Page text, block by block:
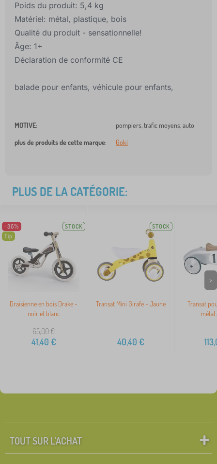
Poids du produit: 5,4 kg
Matériel: métal, plastique, bois
Qualité du produit - sensationnelle!
Âge: 1+
Déclaration de conformité CE
balade pour enfants, véhicule pour enfants,
MOTIVE: pompiers, trafic moyens, auto
plus de produits de cette marque: Goki
PLUS DE LA CATÉGORIE:
-36%
Tip
STOCK
Draisienne en bois Drake -
noir et blanc
65,00€
41,40 €
STOCK
Transat Mini Girafe - Jaune
40,40 €
Transat
métal
>
TOUT SUR L'ACHAT